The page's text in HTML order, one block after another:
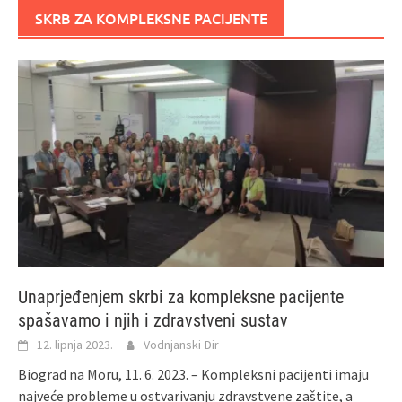
SKRB ZA KOMPLEKSNE PACIJENTE
Unaprjeđenjem skrbi za kompleksne pacijente
spašavamo i njih i zdravstveni sustav
12. lipnja 2023. Vodnjanski Đir
Biograd na Moru, 11. 6. 2023. – Kompleksni pacijenti imaju
najveće probleme u ostvarivanju zdravstvene zaštite, a